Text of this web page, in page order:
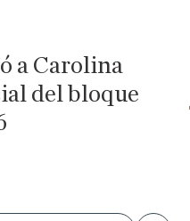
a Carolina
del bloque